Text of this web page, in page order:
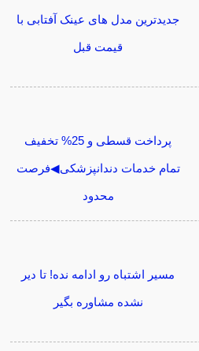
جدیدترین مدل های عینک آفتابی با
قیمت قبل
پرداخت قسطی و 25% تخفیف
تمام خدمات دندانپزشکی◀فرصت
محدود
مسیر اشتباه رو ادامه نده! تا دیر
نشده مشاوره بگیر